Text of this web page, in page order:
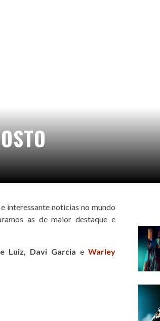
interessante notícias no mundo
as de maior destaque e
Luiz, Davi Garcia e Warley